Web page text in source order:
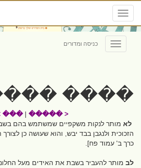
Toggle
navigation
Toggle
navigation
כניסה ומדורים
�����
< �����
|
>
לא מותר לנקות משקפיים שמשתמש בהם
הזכוכית ולנגבן בבד יבש, והוא שעושה כן
כרך ב' עמוד פח].
לב מותר להעביר בשבת את האידים מעל